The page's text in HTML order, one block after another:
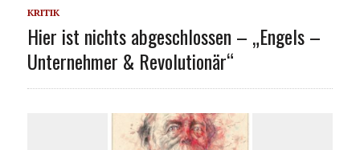
KRITIK
Hier ist nichts abgeschlossen – „Engels –
Unternehmer & Revolutionär“